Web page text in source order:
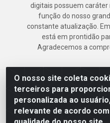
O nosso site coleta
terceiros para
personalizada ao
relevante de acordo
digitais possuem
função do nosso
constante atualização.
está em prontidão
Agradecemos a
Deskontão Atacado - Av.
Imbiribeira - Recife/PE - CEP